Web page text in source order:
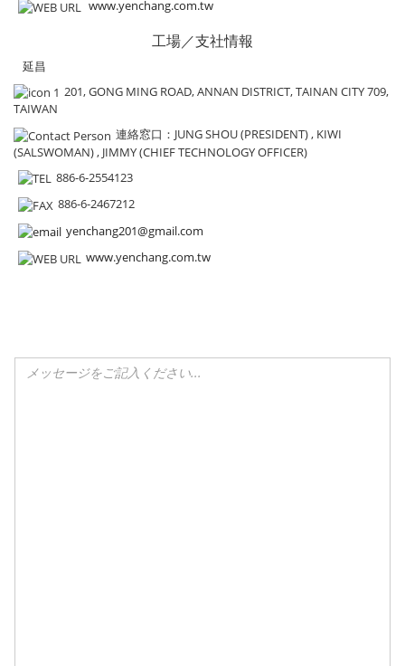
www.yenchang.com.tw
工場／支社情報
延昌
201, GONG MING ROAD, ANNAN DISTRICT, TAINAN CITY 709,
TAIWAN
連絡窓口 ：JUNG SHOU (PRESIDENT) , KIWI
(SALSWOMAN) , JIMMY (CHIEF TECHNOLOGY OFFICER)
886-6-2554123
886-6-2467212
yenchang201@gmail.com
www.yenchang.com.tw